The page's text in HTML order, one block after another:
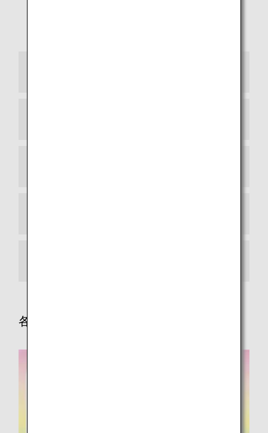
各地の観光におすすめの周遊きっぷ